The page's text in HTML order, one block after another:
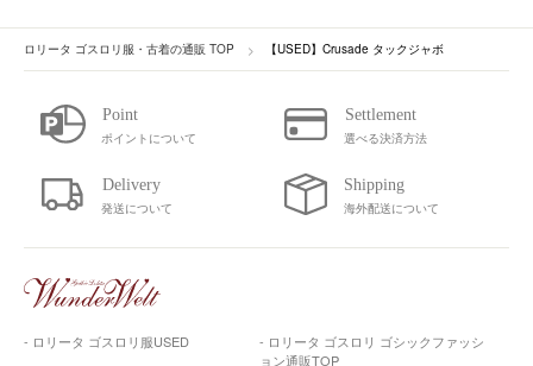
ロリータ ゴスロリ服・古着の通販 TOP 【USED】Crusade タックジャボ
ポイントについて 選べる決済方法
発送について 海外配送について
- ロリータ ゴスロリ服USED
- ロリータ ゴスロリ ゴシックファッシ
ョン通販TOP